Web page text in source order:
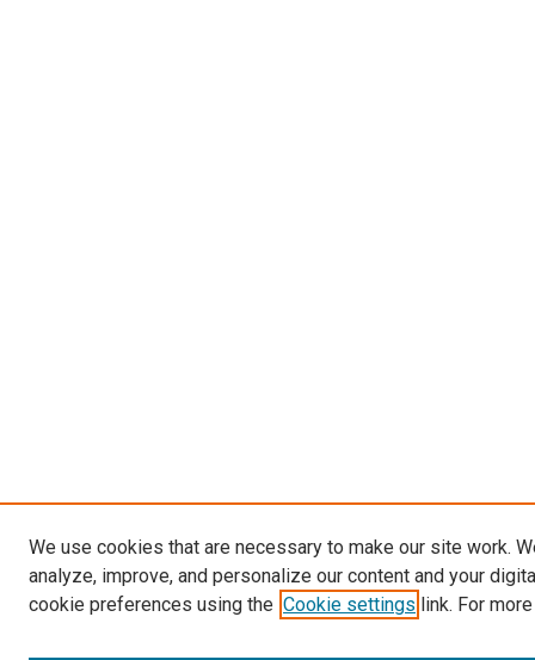
We use cookies that are necessary to make our site work.
analyze, improve, and personalize our content and your
cookie preferences using the Cookie settings link. For